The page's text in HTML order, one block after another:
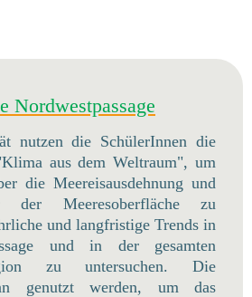
Nordwestpassage
nutzen die SchülerInnen die
aus dem Weltraum", um
die Meereisausdehnung und
der Meeresoberfläche zu
und langfristige Trends in
und in der gesamten
zu untersuchen. Die
genutzt werden, um das